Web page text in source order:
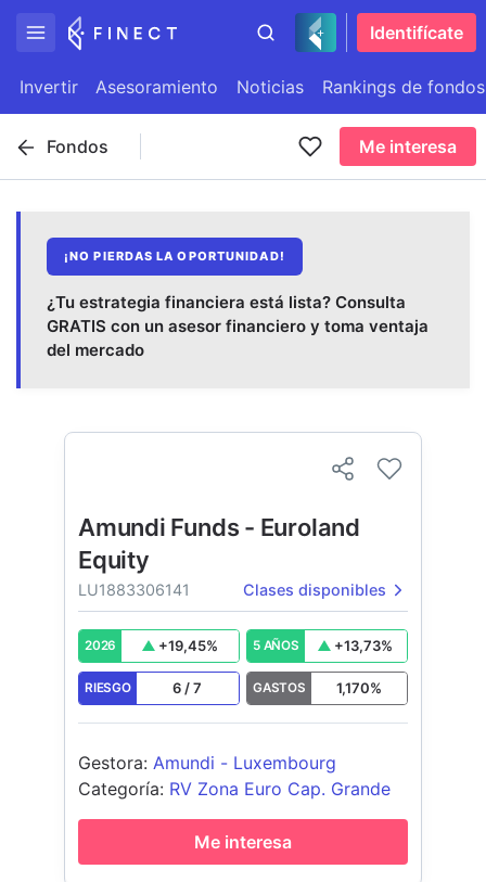
Identifícate
Invertir Asesoramiento Noticias Rankings de fondos
Fondos Me interesa
¡NO PIERDAS LA OPORTUNIDAD!
¿Tu estrategia financiera está lista? Consulta
GRATIS con un asesor financiero y toma ventaja
del mercado
Amundi Funds - Euroland
Equity
LU1883306141 Clases disponibles
2026 +19,45% 5 AÑOS +13,73%
RIESGO 6 /7 GASTOS 1,170%
Gestora: Amundi - Luxembourg
Categoría: RV Zona Euro Cap. Grande
Me interesa